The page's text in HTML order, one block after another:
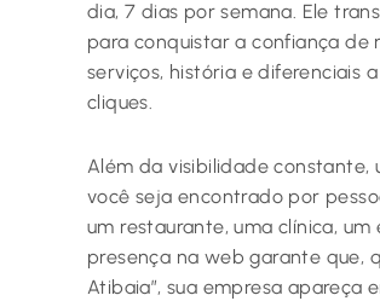
dia, 7 dias por semana. Ele
para conquistar a confiança de
serviços, história e diferenciais
cliques.
Além da visibilidade
você seja encontrado por
um restaurante, uma clínica,
presença na web garante que,
Atibaia”, sua empresa apareça